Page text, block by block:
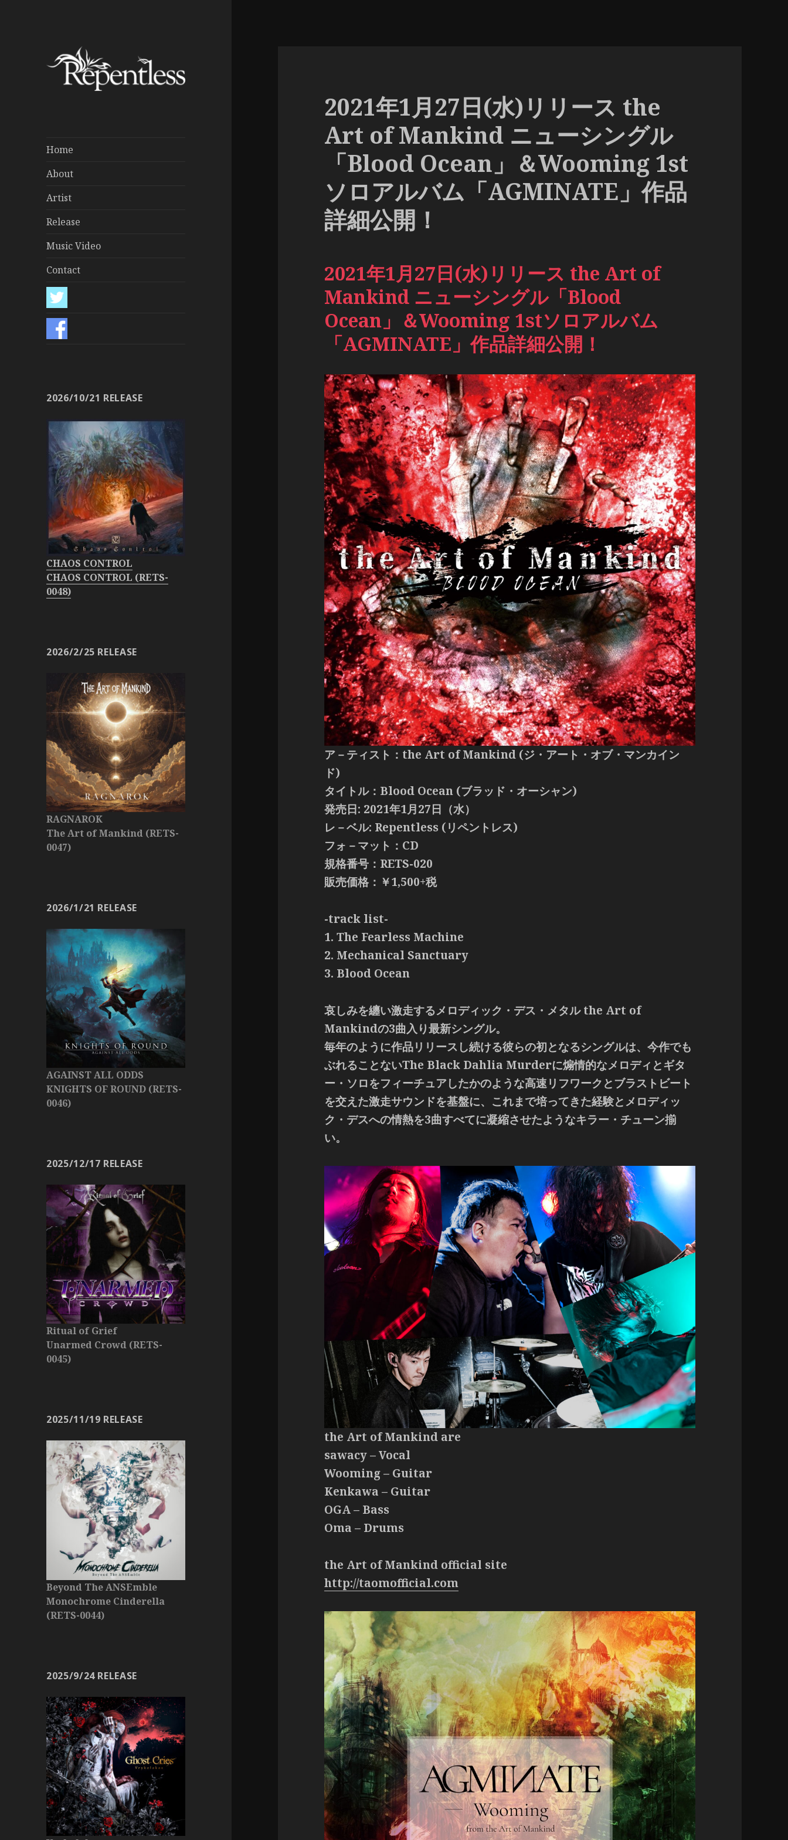
Home
About
Artist
Release
Music Video
Contact
2026/10/21 RELEASE
CHAOS CONTROL
CHAOS CONTROL (RETS-
0048)
2026/2/25 RELEASE
RAGNAROK
The Art of Mankind (RETS-
0047)
2026/1/21 RELEASE
AGAINST ALL ODDS
KNIGHTS OF ROUND (RETS-
0046)
2025/12/17 RELEASE
Ritual of Grief
Unarmed Crowd (RETS-
0045)
2025/11/19 RELEASE
Beyond The ANSEmble
Monochrome Cinderella
(RETS-0044)
2025/9/24 RELEASE
2021年1月27日(水)リリース the
Art of Mankind ニューシングル
「Blood Ocean」＆Wooming 1st
ソロアルバム「AGMINATE」作品
詳細公開！
2021年1月27日(水)リリース the Art of
Mankind ニューシングル「Blood
Ocean」＆Wooming 1stソロアルバム
「AGMINATE」作品詳細公開！
ア－ティスト：the Art of Mankind (ジ・アート・オブ・マンカイン
ド)
タイトル：Blood Ocean (ブラッド・オーシャン)
発売日: 2021年1月27日（水）
レ－ベル: Repentless (リペントレス)
フォ－マット：CD
規格番号：RETS-020
販売価格：￥1,500+税
-track list-
1. The Fearless Machine
2. Mechanical Sanctuary
3. Blood Ocean
哀しみを纏い激走するメロディック・デス・メタル the Art of
Mankindの3曲入り最新シングル。
毎年のように作品リリースし続ける彼らの初となるシングルは、今作でも
ぶれることないThe Black Dahlia Murderに煽情的なメロディとギタ
ー・ソロをフィーチュアしたかのような高速リフワークとブラストビート
を交えた激走サウンドを基盤に、これまで培ってきた経験とメロディッ
ク・デスへの情熱を3曲すべてに凝縮させたようなキラー・チューン揃
い。
the Art of Mankind are
sawacy – Vocal
Wooming – Guitar
Kenkawa – Guitar
OGA – Bass
Oma – Drums
the Art of Mankind official site
http://taomofficial.com